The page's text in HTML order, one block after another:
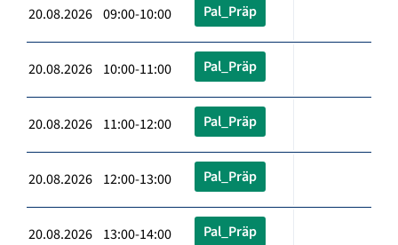
20.08.2026 09:00-10:00 Pal_Präp
20.08.2026 10:00-11:00 Pal_Präp
20.08.2026 11:00-12:00 Pal_Präp
20.08.2026 12:00-13:00 Pal_Präp
20.08.2026 13:00-14:00 Pal_Präp